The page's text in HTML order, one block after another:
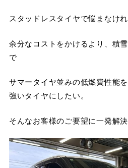
スタッドレスタイヤで悩まなけれ
余分なコストをかけるより、積
で
サマータイヤ並みの低燃費性能
強いタイヤにしたい。
そんなお客様のご要望に一発解決